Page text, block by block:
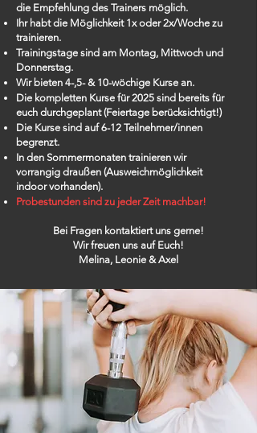
die Empfehlung des Trainers möglich.
Ihr habt die Möglichkeit1x oder 2x/Woche zu
trainieren.
Trainingstage sind am Montag, Mittwoch und
Donnerstag.
Wir bieten 4-,5- & 10-wöchige Kurse an.
Die kompletten Kurse für 2025 sind bereits für
euch durchgeplant (Feiertage berücksichtigt!)
Die Kurse sind auf 6-12 Teilnehmer/innen
begrenzt.
In den Sommermonaten trainieren wir
vorrangig draußen (Ausweichmöglichkeit
indoorvorhanden).
Probestunden sind zu jeder Zeit machbar!
Bei Fragen kontaktiertuns gerne!
Wir freuen uns auf Euch!
Melina, Leonie & Axel